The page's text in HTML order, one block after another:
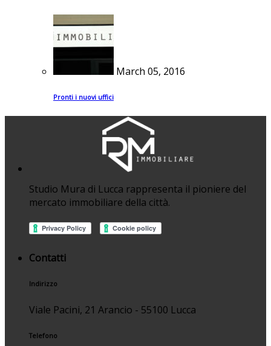
March 05, 2016
Pronti i nuovi uffici
Studio Mura di Lucca rappresenta il pioniere del
mercato immobiliare della città.
Contatti
Indirizzo
Viale Pacini, 21 Arancio - 55100 Lucca
Telefono